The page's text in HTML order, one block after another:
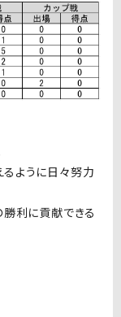
ように日々努力
勝利に貢献できる